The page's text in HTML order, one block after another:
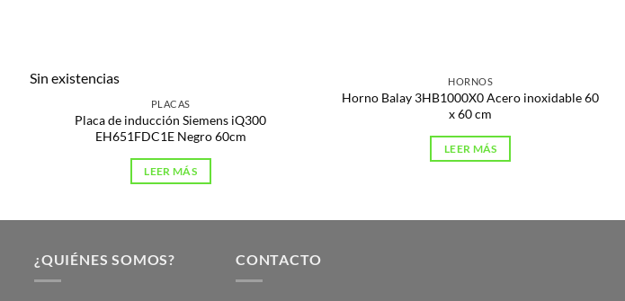
Sin existencias
PLACAS
Placa de inducción Siemens iQ300
EH651FDC1E Negro 60cm
LEER MÁS
HORNOS
Horno Balay 3HB1000X0 Acero inoxidable 60
x 60 cm
LEER MÁS
¿QUIÉNES SOMOS? CONTACTO